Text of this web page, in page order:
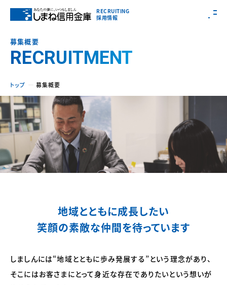
RECRUITING
採用情報
募集概要
RECRUITMENT
トップ 募集概要
地域とともに成長したい
笑顔の素敵な仲間を待っています
しましんには“地域とともに歩み発展する”という理念があり、
そこにはお客さまにとって身近な存在でありたいという想いが